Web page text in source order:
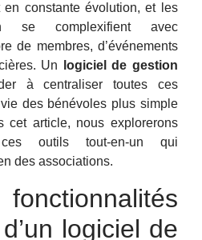
en constante évolution, et les
se complexifient avec
de membres, d’événements
Un
logiciel de gestion
à centraliser toutes ces
des bénévoles plus simple
cet article, nous explorerons
outils tout-en-un qui
des associations.
logiciel de